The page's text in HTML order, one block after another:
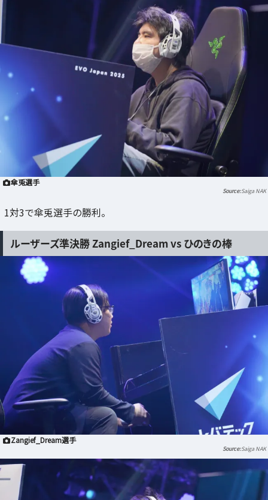
傘兎選手
Saiga NAK
1対3で傘兎選手の勝利。
ルーザーズ準決勝 Zangief_Dream vs ひのきの棒
Zangief_Dream選手
Saiga NAK